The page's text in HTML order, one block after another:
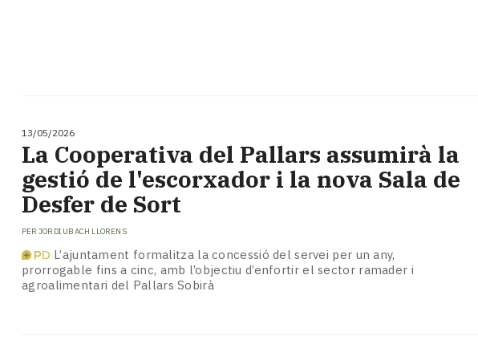
13/05/2026
La Cooperativa del Pallars assumirà la
gestió de l'escorxador i la nova Sala de
Desfer de Sort
PER JORDI UBACH LLORENS
L’ajuntament formalitza la concessió del servei per un any,
prorrogable fins a cinc, amb l’objectiu d’enfortir el sector ramader i
agroalimentari del Pallars Sobirà